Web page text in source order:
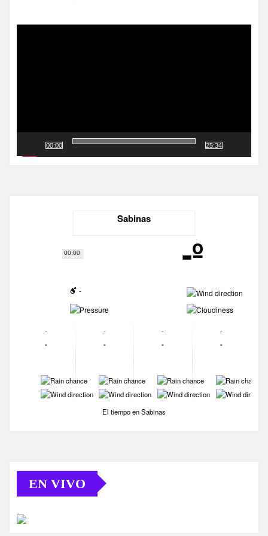
00:00
00:00
25:34
Sabinas
-º
-
-
-
-
-
-
-
-
-
-
-
-
-
-
-
-
-
-
-
-
El tiempo en Sabinas
EN VIVO